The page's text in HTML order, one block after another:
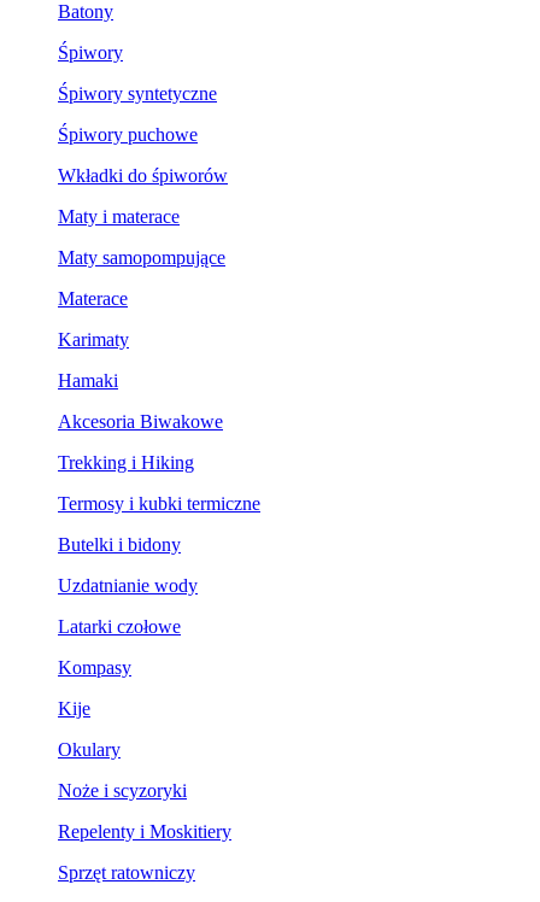
Batony
Śpiwory
Śpiwory syntetyczne
Śpiwory puchowe
Wkładki do śpiworów
Maty i materace
Maty samopompujące
Materace
Karimaty
Hamaki
Akcesoria Biwakowe
Trekking i Hiking
Termosy i kubki termiczne
Butelki i bidony
Uzdatnianie wody
Latarki czołowe
Kompasy
Kije
Okulary
Noże i scyzoryki
Repelenty i Moskitiery
Sprzęt ratowniczy